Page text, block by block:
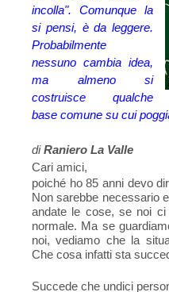
incolla". Comunque la
si pensi, è da leggere.
Probabilmente
nessuno cambia idea,
ma almeno si
costruisce qualche
base comune su cui
diRaniero La Valle
Cari amici,
poiché ho 85 anni devo
Non sarebbe necessario
andate le cose, se noi
normale. Ma se
noi, vediamo che la
Che cosa infatti sta
Succede che undici